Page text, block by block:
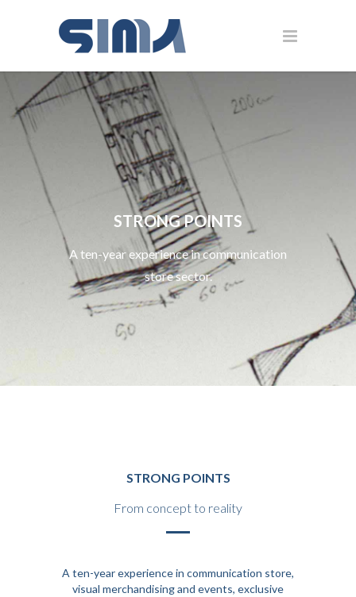
STRONG POINTS
A ten-year experience in communication
store sector.
STRONG POINTS
From concept to reality
A ten-year experience in communication store,
visual merchandising and events, exclusive